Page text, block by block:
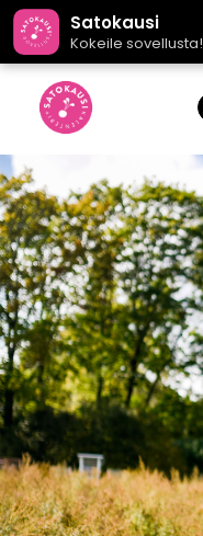
Satokausi
Kokeile sovellusta!